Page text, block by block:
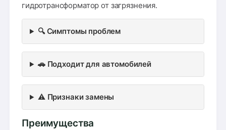
гидротрансформатор от загрязнения.
🔍 Симптомы проблем
🚗 Подходит для автомобилей
⚠️ Признаки замены
Преимущества